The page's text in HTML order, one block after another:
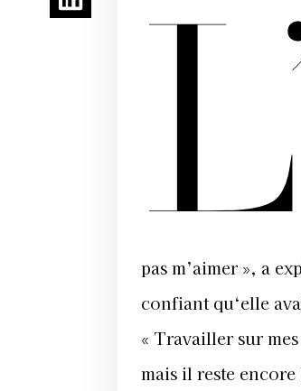
pas m’aimer », a
confiant qu‘elle
« Travailler sur
mais il reste